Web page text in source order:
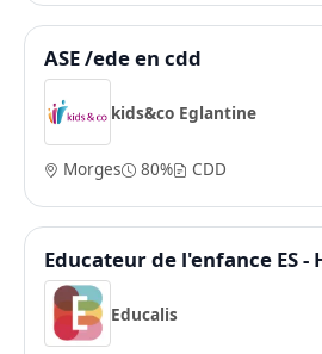
ASE /ede en cdd
kids&co Eglantine
Morges 80% CDD
Educateur de l'enfance ES -
Educalis